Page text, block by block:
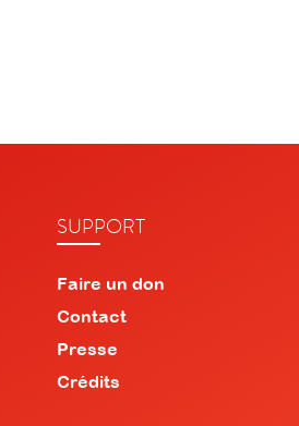
SUPPORT
Faire un don
Contact
Presse
Crédits